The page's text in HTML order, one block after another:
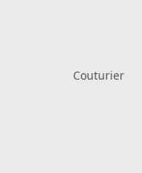
Couturier